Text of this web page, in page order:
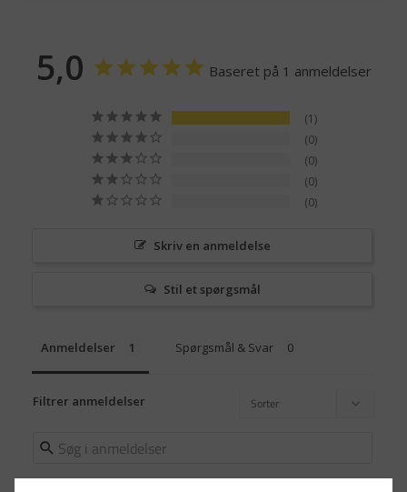
5,0 Baseret på 1 anmeldelser
1
0
0
0
0
Skriv en anmeldelse
Stil et spørgsmål
Anmeldelser Spørgsmål & Svar
Filtrer anmeldelser